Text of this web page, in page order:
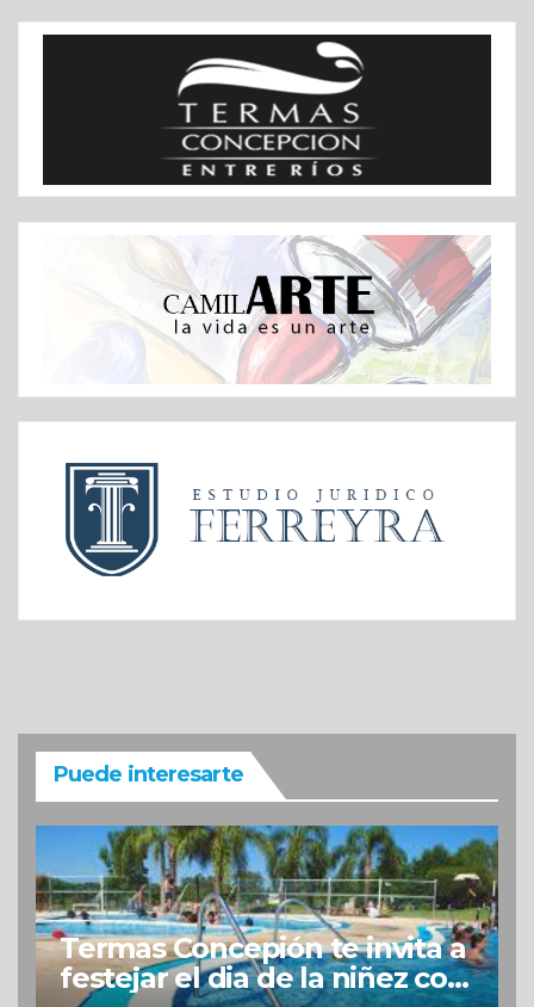
Puede interesarte
Termas Concepión te invita a
festejar el dia de la niñez con